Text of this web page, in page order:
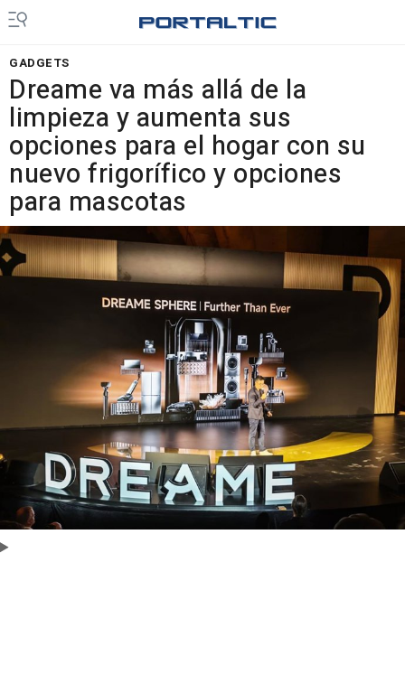
GADGETS
Dreame va más allá de la
limpieza y aumenta sus
opciones para el hogar con su
nuevo frigorífico y opciones
para mascotas